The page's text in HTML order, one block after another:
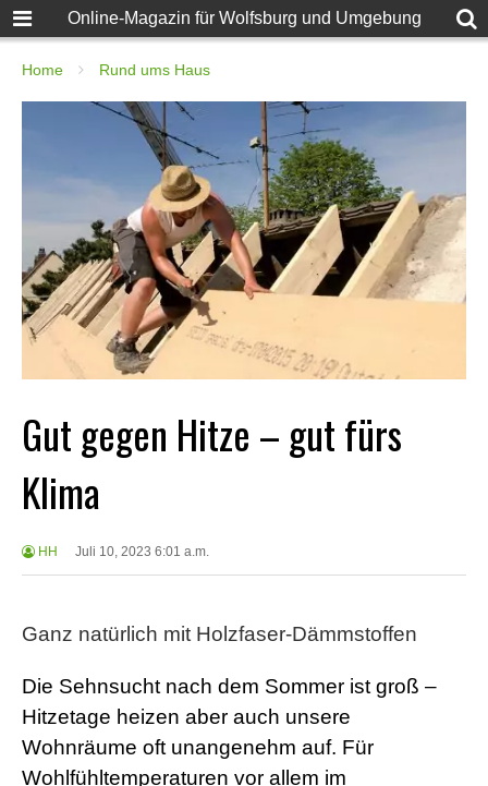
Online-Magazin für Wolfsburg und Umgebung
Home Rund ums Haus
Gut gegen Hitze – gut fürs
Klima
HH Juli 10, 2023 6:01 a.m.
Ganz natürlich mit Holzfaser-Dämmstoffen
Die Sehnsucht nach dem Sommer ist groß –
Hitzetage heizen aber auch unsere
Wohnräume oft unangenehm auf. Für
Wohlfühltemperaturen vor allem im